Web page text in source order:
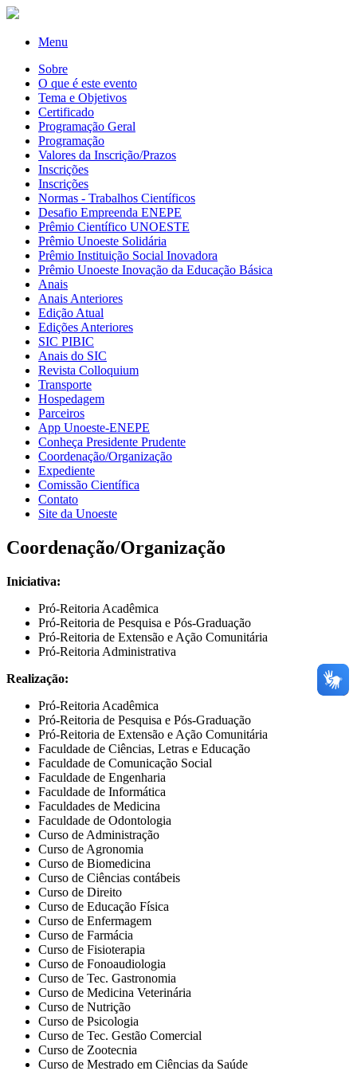
Menu
Sobre
O que é este evento
Tema e Objetivos
Certificado
Programação Geral
Programação
Valores da Inscrição/Prazos
Inscrições
Inscrições
Normas - Trabalhos Científicos
Desafio Empreenda ENEPE
Prêmio Científico UNOESTE
Prêmio Unoeste Solidária
Prêmio Instituição Social Inovadora
Prêmio Unoeste Inovação da Educação Básica
Anais
Anais Anteriores
Edição Atual
Edições Anteriores
SIC PIBIC
Anais do SIC
Revista Colloquium
Transporte
Hospedagem
Parceiros
App Unoeste-ENEPE
Conheça Presidente Prudente
Coordenação/Organização
Expediente
Comissão Científica
Contato
Site da Unoeste
Coordenação/Organização
Iniciativa:
Pró-Reitoria Acadêmica
Pró-Reitoria de Pesquisa e Pós-Graduação
Pró-Reitoria de Extensão e Ação Comunitária
Pró-Reitoria Administrativa
Realização:
Pró-Reitoria Acadêmica
Pró-Reitoria de Pesquisa e Pós-Graduação
Pró-Reitoria de Extensão e Ação Comunitária
Faculdade de Ciências, Letras e Educação
Faculdade de Comunicação Social
Faculdade de Engenharia
Faculdade de Informática
Faculdades de Medicina
Faculdade de Odontologia
Curso de Administração
Curso de Agronomia
Curso de Biomedicina
Curso de Ciências contábeis
Curso de Direito
Curso de Educação Física
Curso de Enfermagem
Curso de Farmácia
Curso de Fisioterapia
Curso de Fonoaudiologia
Curso de Tec. Gastronomia
Curso de Medicina Veterinária
Curso de Nutrição
Curso de Psicologia
Curso de Tec. Gestão Comercial
Curso de Zootecnia
Curso de Mestrado em Ciências da Saúde